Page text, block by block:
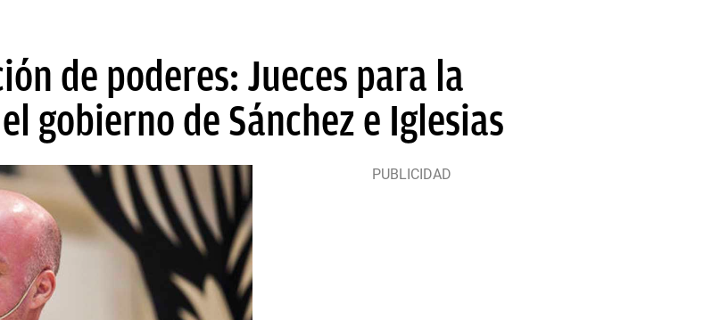
de poderes: Jueces para la
gobierno de Sánchez e Iglesias